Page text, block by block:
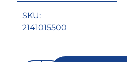
SKU:
2141015500